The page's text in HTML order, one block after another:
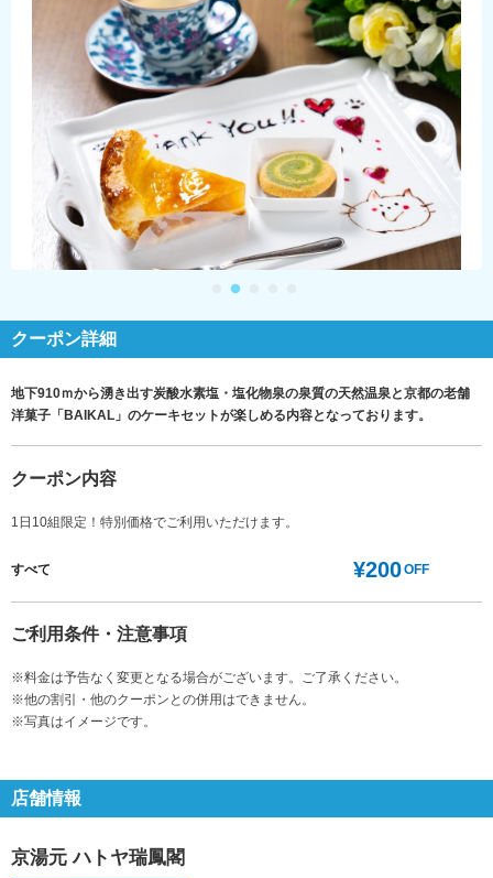
クーポン詳細
地下910ｍから湧き出す炭酸水素塩・塩化物泉の泉質の天然温泉と京都の老舗
洋菓子「BAIKAL」のケーキセットが楽しめる内容となっております。
クーポン内容
1日10組限定！特別価格でご利用いただけます。
すべて ¥200OFF
ご利用条件・注意事項
※料金は予告なく変更となる場合がございます。ご了承ください。
※他の割引・他のクーポンとの併用はできません。
※写真はイメージです。
店舗情報
京湯元 ハトヤ瑞鳳閣